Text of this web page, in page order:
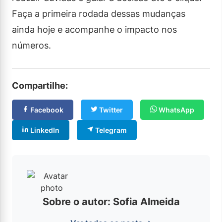
Faça a primeira rodada dessas mudanças
ainda hoje e acompanhe o impacto nos
números.
Compartilhe:
Facebook Twitter WhatsApp
LinkedIn Telegram
Sobre o autor: Sofia Almeida